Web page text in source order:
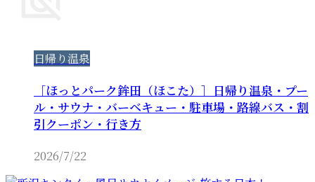
日帰り温泉
［ほっとパーク鉾田（ほこた）］日帰り温泉・プー
ル・サウナ・バーベキュー・駐車場・路線バス・割
引クーポン・行き方
2026/7/22